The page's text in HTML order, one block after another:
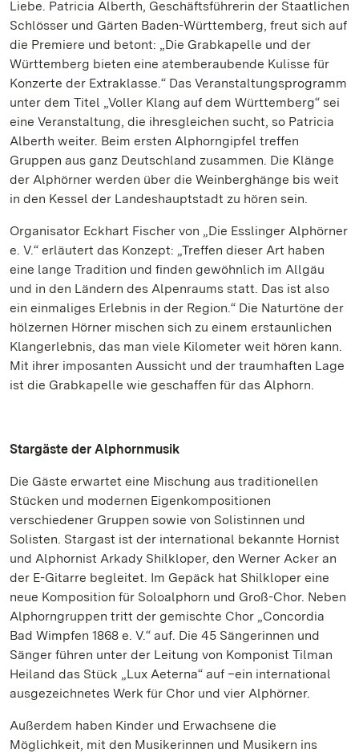
Liebe. Patricia Alberth, Geschäftsführerin der Staatlichen
Schlösser und Gärten Baden-Württemberg, freut sich auf
die Premiere und betont: „Die Grabkapelle und der
Württemberg bieten eine atemberaubende Kulisse für
Konzerte der Extraklasse.“ Das Veranstaltungsprogramm
unter dem Titel „Voller Klang auf dem Württemberg“ sei
eine Veranstaltung, die ihresgleichen sucht, so Patricia
Alberth weiter. Beim ersten Alphorngipfel treffen
Gruppen aus ganz Deutschland zusammen. Die Klänge
der Alphörner werden über die Weinberghänge bis weit
in den Kessel der Landeshauptstadt zu hören sein.
Organisator Eckhart Fischer von „Die Esslinger Alphörner
e. V.“ erläutert das Konzept: „Treffen dieser Art haben
eine lange Tradition und finden gewöhnlich im Allgäu
und in den Ländern des Alpenraums statt. Das ist also
ein einmaliges Erlebnis in der Region.“ Die Naturtöne der
hölzernen Hörner mischen sich zu einem erstaunlichen
Klangerlebnis, das man viele Kilometer weit hören kann.
Mit ihrer imposanten Aussicht und der traumhaften Lage
ist die Grabkapelle wie geschaffen für das Alphorn.
Stargäste der Alphornmusik
Die Gäste erwartet eine Mischung aus traditionellen
Stücken und modernen Eigenkompositionen
verschiedener Gruppen sowie von Solistinnen und
Solisten. Stargast ist der international bekannte Hornist
und Alphornist Arkady Shilkloper, den Werner Acker an
der E-Gitarre begleitet. Im Gepäck hat Shilkloper eine
neue Komposition für Soloalphorn und Groß-Chor. Neben
Alphorngruppen tritt der gemischte Chor „Concordia
Bad Wimpfen 1868 e. V.“ auf. Die 45 Sängerinnen und
Sänger führen unter der Leitung von Komponist Tilman
Heiland das Stück „Lux Aeterna“ auf –ein international
ausgezeichnetes Werk für Chor und vier Alphörner.
Außerdem haben Kinder und Erwachsene die
Möglichkeit, mit den Musikerinnen und Musikern ins